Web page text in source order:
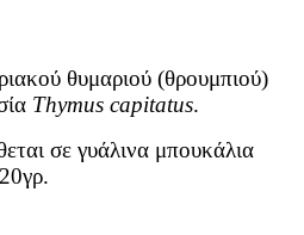
θυμαριού (θρουμπιού)
Thymus capitatus.
σε γυάλινα μπουκάλια